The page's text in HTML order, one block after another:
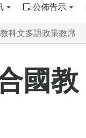
公佈告示
科文多語政策教席
國教